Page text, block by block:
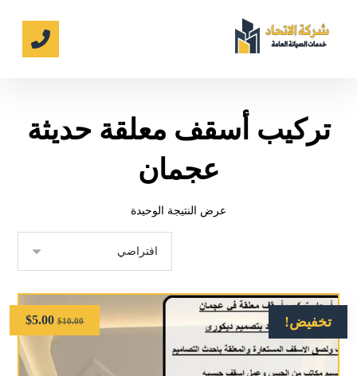
تركيب أسقف معلقة حديثة
عجمان
عرض النتيجة الوحيدة
تخفيض! $10.00
$5.00